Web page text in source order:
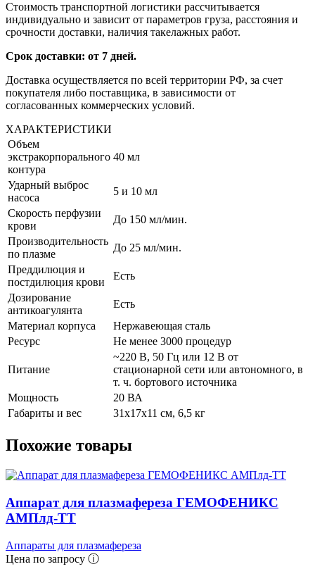
Стоимость транспортной логистики рассчитывается
индивидуально и зависит от параметров груза, расстояния и
срочности доставки, наличия такелажных работ.
Срок доставки: от 7 дней.
Доставка осуществляется по всей территории РФ, за счет
покупателя либо поставщика, в зависимости от
согласованных коммерческих условий.
ХАРАКТЕРИСТИКИ
Объем
экстракорпорального
контура
40 мл
Ударный выброс
насоса
5 и 10 мл
Скорость перфузии
крови
До 150 мл/мин.
Производительность
по плазме
До 25 мл/мин.
Преддилюция и
постдилюция крови
Есть
Дозирование
антикоагулянта
Есть
Материал корпуса
Нержавеющая сталь
Ресурс
Не менее 3000 процедур
Питание
~220 В, 50 Гц или 12 В от
стационарной сети или автономного, в
т. ч. бортового источника
Мощность
20 ВА
Габариты и вес
31х17х11 см, 6,5 кг
Похожие товары
Аппарат для плазмафереза ГЕМОФЕНИКС
АМПлд-ТТ
Аппараты для плазмафереза
Цена по запросу ⓘ